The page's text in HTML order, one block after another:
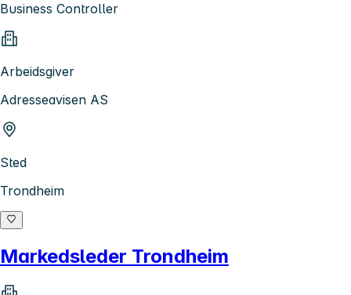
Business Controller
Arbeidsgiver
Adresseavisen AS
Sted
Trondheim
Markedsleder Trondheim